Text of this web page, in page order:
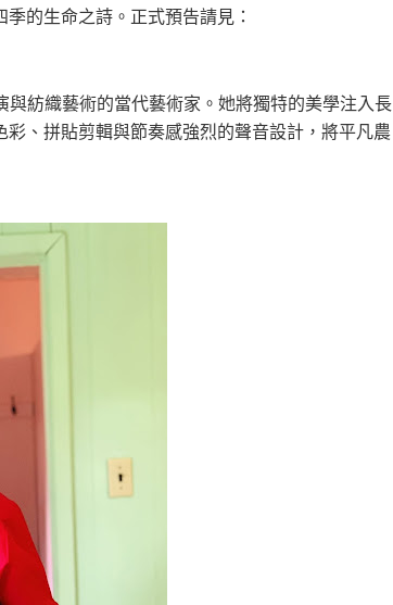
的生命之詩。正式預告請見：
紡織藝術的當代藝術家。她將獨特的美學注入長
、拼貼剪輯與節奏感強烈的聲音設計，將平凡農